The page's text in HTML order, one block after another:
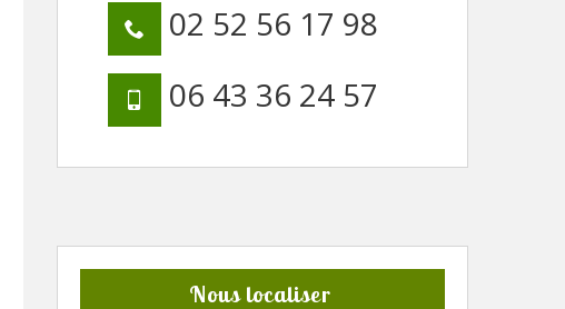
02 52 56 17 98
06 43 36 24 57
Nous localiser